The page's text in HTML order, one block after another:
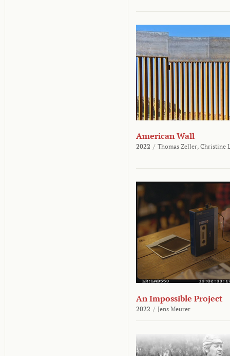
American Wall
2022 / Thomas Zeller, Christine
An Impossible Project
2022 / Jens Meurer